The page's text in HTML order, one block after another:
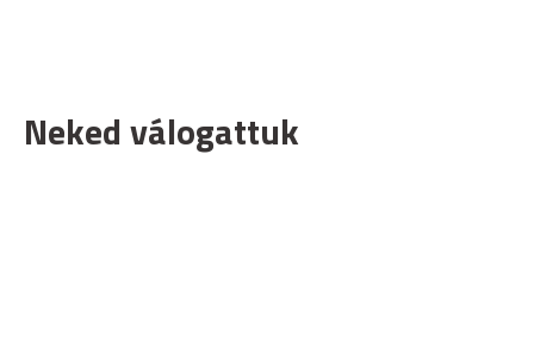
Neked válogattuk